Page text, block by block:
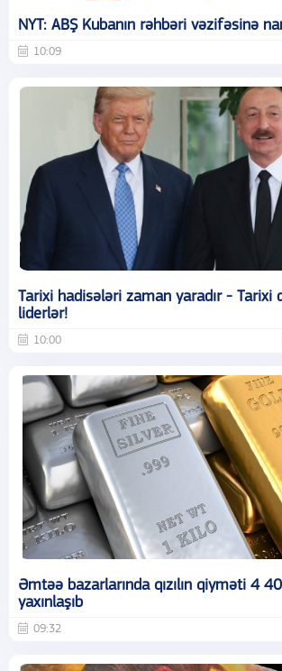
NYT: ABŞ Kubanın rəhbəri vəzifəsinə
10:09
Tarixi hadisələri zaman yaradır - Tarixi
liderlər!
10:00
Əmtəə bazarlarında qızılın qiyməti 4
yaxınlaşıb
09:32